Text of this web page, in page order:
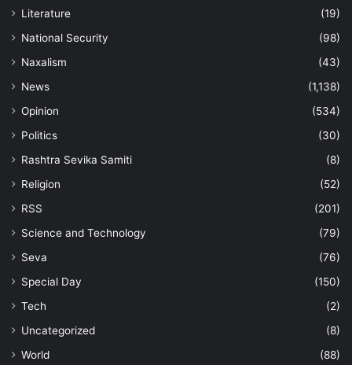
Literature
(19)
National Security
(98)
Naxalism
(43)
News
(1,138)
Opinion
(534)
Politics
(30)
Rashtra Sevika Samiti
(8)
Religion
(52)
RSS
(201)
Science and Technology
(79)
Seva
(76)
Special Day
(150)
Tech
(2)
Uncategorized
(8)
World
(88)